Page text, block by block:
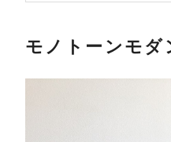
モノトーンモダ